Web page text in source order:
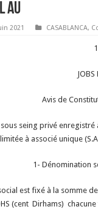
AU
2021 CASABLANCA,
JOBS
Avis de
seing privé enregistré
à associé unique
1- Dénomination
est fixé à la somme
(cent Dirhams)